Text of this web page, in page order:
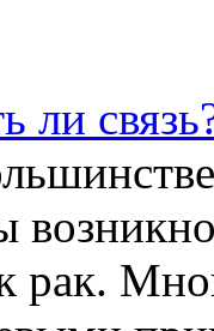
ли
рак.